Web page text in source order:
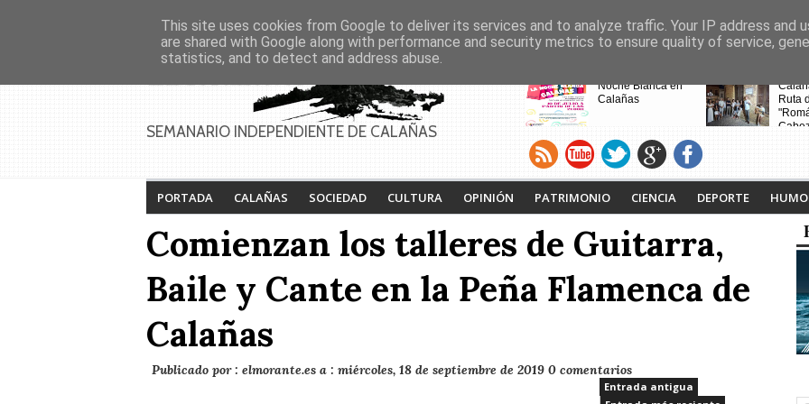
PAGINAS Inicio Contacto Anúnciate
SEMANARIO INDEPENDIENTE DE CALAÑAS
Calañas y el Cerro de
VIII Feria de
Videojuegos de
Calañas
Calañas celebra la VII
Ruta Literaria "Isabel
Tejero" y la
proyección de la
pasada ruta
Noche Blanca en
Calañas
Ruta
PORTADA CALAÑAS SOCIEDAD CULTURA OPINIÓN PATRIMONIO CIENCIA DEPORTE
Comienzan los talleres de Guitarra,
Baile y Cante en la Peña Flamenca de
Calañas
Publicado por : elmorante.es a : miércoles, 18 de septiembre de 2019 0 comentarios
Entrada antigua
This site uses cookies from Google to deliver its services and to analyze traffic. Your IP address and
are shared with Google along with performance and security metrics to ensure quality of service,
statistics, and to detect and address abuse.